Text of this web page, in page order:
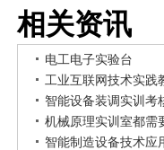
相关资讯
电工电子实验台
工业互联网技术实践
智能设备装调实训考
机械原理实训室都需
智能制造设备技术应